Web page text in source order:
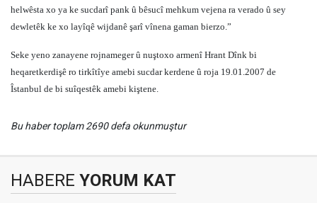
helwêsta xo ya ke sucdarî pank û bêsucî mehkum vejena ra verado û sey
dewletêk ke xo layîqê wijdanê şarî vînena gaman bierzo.”
Seke yeno zanayene rojnameger û nuştoxo armenî Hrant Dînk bi
heqaretkerdişê ro tirkîtîye amebi sucdar kerdene û roja 19.01.2007 de
Îstanbul de bi suîqestêk amebi kiştene.
Bu haber toplam 2690 defa okunmuştur
HABERE YORUM KAT